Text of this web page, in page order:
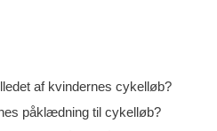
af kvindernes cykelløb?
påklædning til cykelløb?